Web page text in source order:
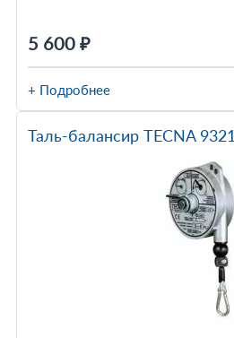
5 600 ₽
+ Подробнее
Таль-балансир TECNA 9321